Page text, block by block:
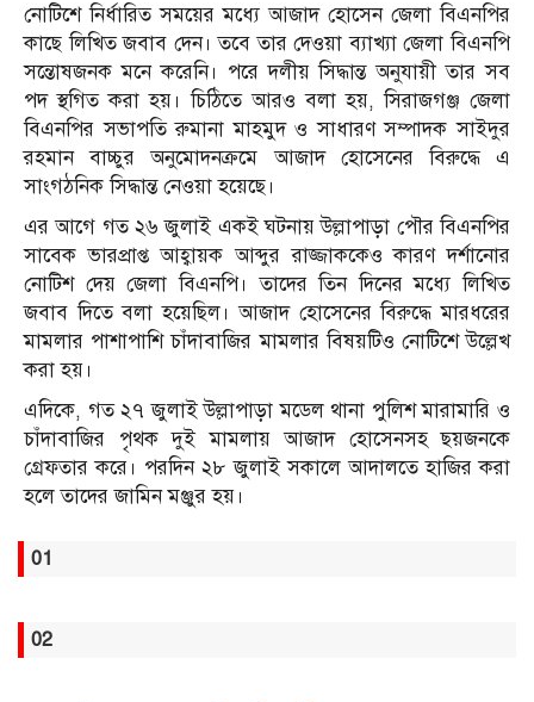
নোটিশে নির্ধারিত সময়ের মধ্যে আজাদ হোসেন জেলা বিএনপির
কাছে লিখিত জবাব দেন। তবে তার দেওয়া ব্যাখ্যা জেলা বিএনপি
সন্তোষজনক মনে করেনি। পরে দলীয় সিদ্ধান্ত অনুযায়ী তার সব
পদ স্থগিত করা হয়। চিঠিতে আরও বলা হয়, সিরাজগঞ্জ জেলা
বিএনপির সভাপতি রুমানা মাহমুদ ও সাধারণ সম্পাদক সাইদুর
রহমান বাচ্চুর অনুমোদনক্রমে আজাদ হোসেনের বিরুদ্ধে এ
সাংগঠনিক সিদ্ধান্ত নেওয়া হয়েছে।
এর আগে গত ২৬ জুলাই একই ঘটনায় উল্লাপাড়া পৌর বিএনপির
সাবেক ভারপ্রাপ্ত আহ্বায়ক আব্দুর রাজ্জাককেও কারণ দর্শানোর
নোটিশ দেয় জেলা বিএনপি। তাদের তিন দিনের মধ্যে লিখিত
জবাব দিতে বলা হয়েছিল। আজাদ হোসেনের বিরুদ্ধে মারধরের
মামলার পাশাপাশি চাঁদাবাজির মামলার বিষয়টিও নোটিশে উল্লেখ
করা হয়।
এদিকে, গত ২৭ জুলাই উল্লাপাড়া মডেল থানা পুলিশ মারামারি ও
চাঁদাবাজির পৃথক দুই মামলায় আজাদ হোসেনসহ ছয়জনকে
গ্রেফতার করে। পরদিন ২৮ জুলাই সকালে আদালতে হাজির করা
হলে তাদের জামিন মঞ্জুর হয়।
01
02